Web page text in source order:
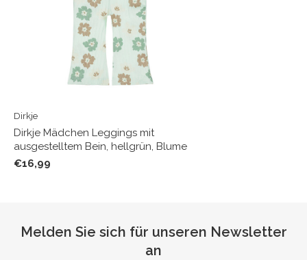
Dirkje
Dirkje Mädchen Leggings mit
ausgestelltem Bein, hellgrün, Blume
€16,99
Melden Sie sich für unseren Newsletter
an